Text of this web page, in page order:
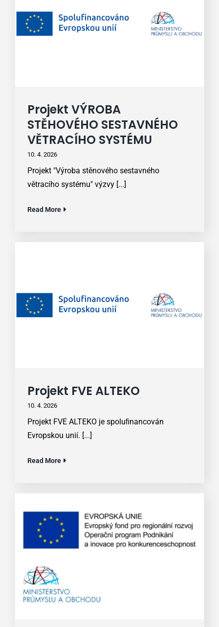
Projekt VÝROBA
STĚHOVÉHO SESTAVNÉHO
VĚTRACÍHO SYSTÉMU
10. 4. 2026
Projekt "Výroba stěnového sestavného
větracího systému" výzvy [...]
Read More
Projekt FVE ALTEKO
10. 4. 2026
Projekt FVE ALTEKO je spoluﬁnancován
Evropskou unií. [...]
Read More